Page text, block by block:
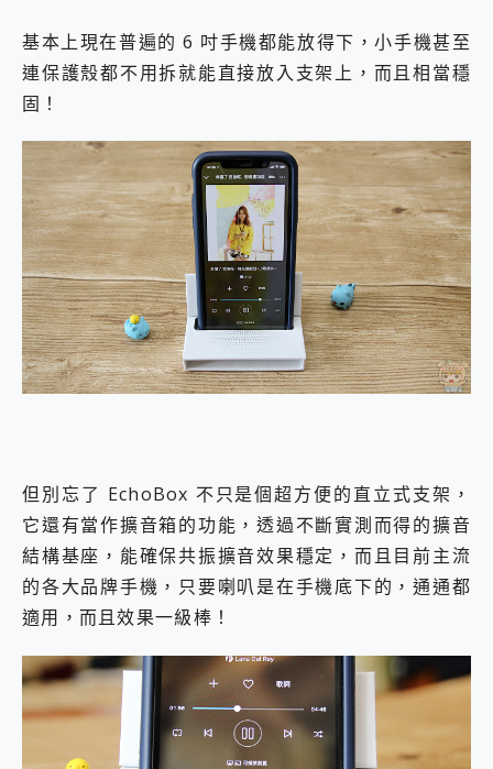
基本上現在普遍的 6 吋手機都能放得下，小手機甚至
連保護殼都不用拆就能直接放入支架上，而且相當穩
固！
但別忘了 EchoBox 不只是個超方便的直立式支架，
它還有當作擴音箱的功能，透過不斷實測而得的擴音
結構基座，能確保共振擴音效果穩定，而且目前主流
的各大品牌手機，只要喇叭是在手機底下的，通通都
適用，而且效果一級棒！